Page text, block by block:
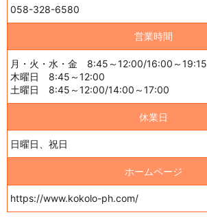
058-328-6580
営業時間
月・火・水・金 8:45～12:00/16:00～19:15
木曜日 8:45～12:00
土曜日 8:45～12:00/14:00～17:00
休業日
日曜日、祝日
ホームページ
https://www.kokolo-ph.com/